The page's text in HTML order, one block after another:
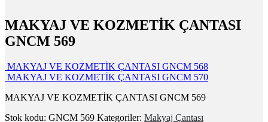
MAKYAJ VE KOZMETİK ÇANTASI
GNCM 569
MAKYAJ VE KOZMETİK ÇANTASI GNCM 568
MAKYAJ VE KOZMETİK ÇANTASI GNCM 570
MAKYAJ VE KOZMETİK ÇANTASI GNCM 569
Stok kodu: GNCM 569 Kategoriler: Makyaj Çantası